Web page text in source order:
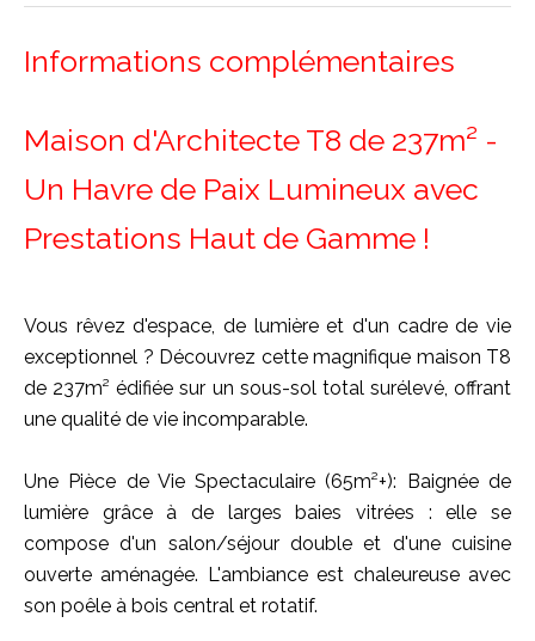
Informations complémentaires
Maison d'Architecte T8 de 237m² -
Un Havre de Paix Lumineux avec
Prestations Haut de Gamme !
Vous rêvez d'espace, de lumière et d'un cadre de vie
exceptionnel ? Découvrez cette magnifique maison T8
de 237m² édifiée sur un sous-sol total surélevé, offrant
une qualité de vie incomparable.
Une Pièce de Vie Spectaculaire (65m²+): Baignée de
lumière grâce à de larges baies vitrées : elle se
compose d'un salon/séjour double et d'une cuisine
ouverte aménagée. L'ambiance est chaleureuse avec
son poêle à bois central et rotatif.